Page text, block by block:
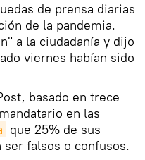
de prensa diarias
de la pandemia.
a la ciudadanía y dijo
viernes habían sido
basado en trece
en las
que 25% de sus
falsos o confusos.